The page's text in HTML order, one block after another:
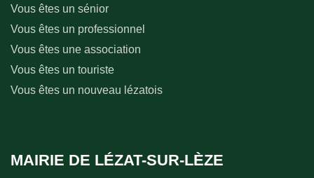
Vous êtes un sénior
Vous êtes un professionnel
Vous êtes une association
Vous êtes un touriste
Vous êtes un nouveau lézatois
MAIRIE DE LÉZAT-SUR-LÈZE